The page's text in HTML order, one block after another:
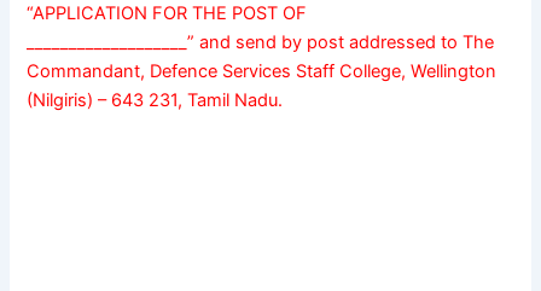
“APPLICATION FOR THE POST OF
___________________” and send by post addressed to The
Commandant, Defence Services Staff College, Wellington
(Nilgiris) – 643 231, Tamil Nadu.